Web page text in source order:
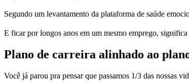
Segundo um levantamento da plataforma de saúde
E ficar por longos anos em um mesmo emprego,
Plano de carreira alinhado ao
Você já parou pra pensar que passamos 1/3 das nossas